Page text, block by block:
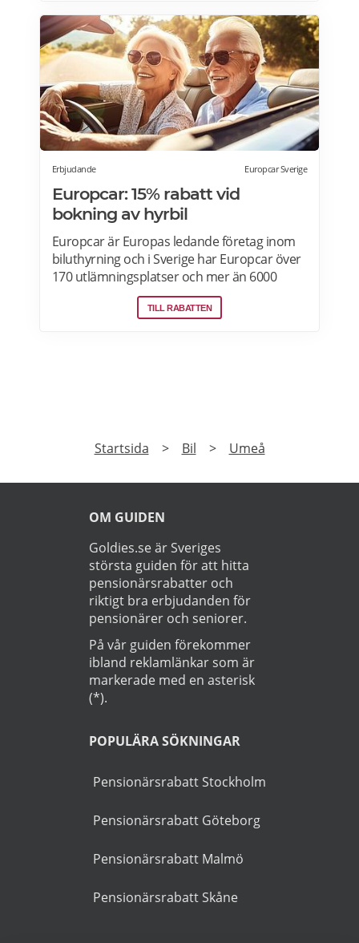
nyckeln och njuta av ljudet när över 600
hästkrafter ryter till bakom ryggen. Därefter
rullar man lycklig iväg på en oförglömlig tur
som sportbilsförare. Läs mer om
erbjudandet i Stockholm, Göteborg, Malmö,
Borås, Gävle, Jönköping, Karlstad, Linköping,
Västerås, Örebro här>>>
Erbjudande Europcar Sverige
Europcar: 15% rabatt vid
bokning av hyrbil
Europcar är Europas ledande företag inom
biluthyrning och i Sverige har Europcar över
170 utlämningsplatser och mer än 6000
bilar. Ta del av våra aktuella erbjudanden
och läs mer om pensionärsrabatter hos
TILL RABATTEN
Prenumerera på vårt nyhetsbrev och få exklusiv
Läs Integritetspolicy
OM GUIDEN
största guiden för att hitta
riktigt bra erbjudanden för
På vår guiden förekommer
markerade med en asterisk